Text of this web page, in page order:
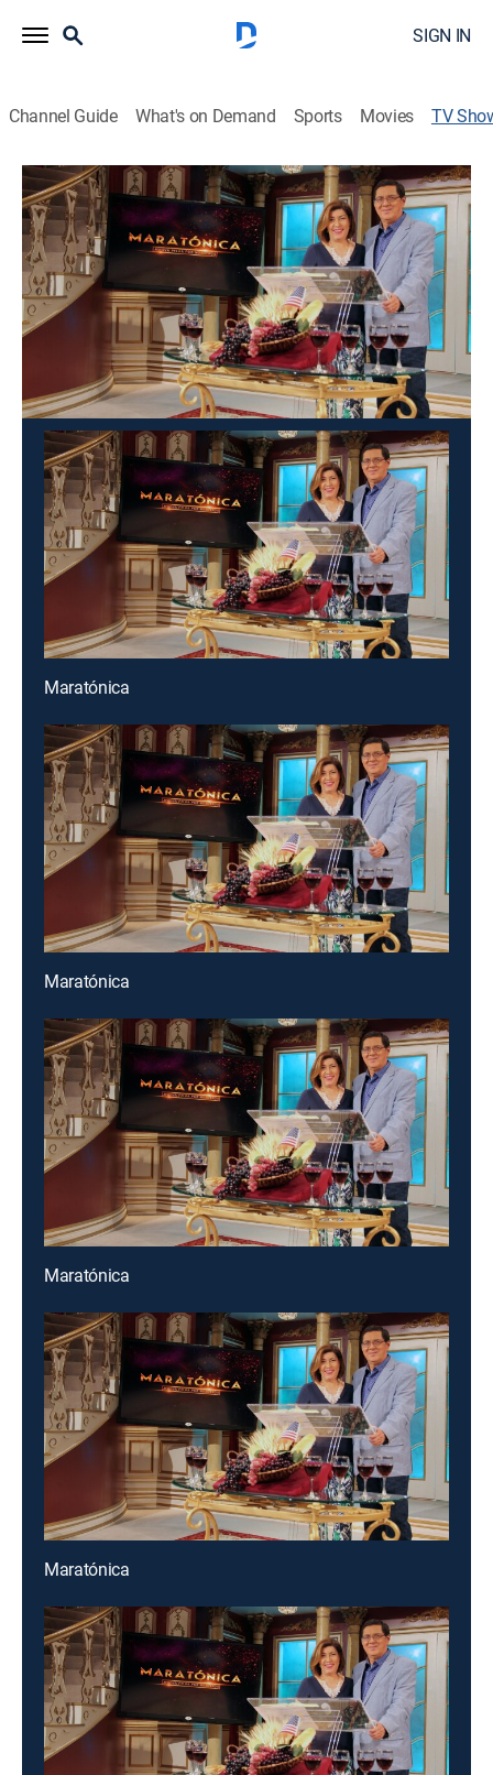
SIGN IN
Channel Guide What's on Demand Sports Movies TV
Maratónica
Religious
Un programa especial de predicación, motivación y
música que convoca a todos los evangélicos del
mundo, en el que se aprende sobre los principios
bíblicos para el desarrollo integral.
This content is currently unavailable with a DIRECTV
Package or Genre Pack.
Maratónica
Maratónica
Maratónica
Maratónica